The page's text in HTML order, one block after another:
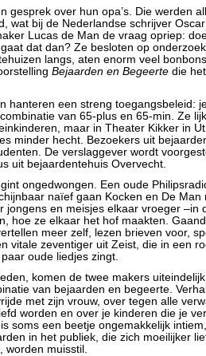
gesprek over hun opa’s. Die werden
wat bij de Nederlandse schrijver
Lucas de Man de vraag opriep:
dat dan? Ze besloten op
langs, aten enorm veel
Bejaarden en Begeerte die
hanteren een streng toegangsbeleid:
van 65-plus en 65-min. Ze
maar in Theater Kikker in
minder hecht. Bezoekers uit
De verslaggever wordt
uit bejaardentehuis Overvecht.
ongedwongen. Een oude
naïef gaan Kocken en De Man
jongens en meisjes elkaar vroeger –in
hoe ze elkaar het hof maakten.
meer zelf, lezen brieven voor,
vitale zeventiger uit Zeist, die in een
oude liedjes zingt.
komen de twee makers
van bejaarden en begeerte.
met zijn vrouw, over tegen alle
worden en over je kinderen die je
soms een beetje ongemakkelijk
in het publiek, die zich moeilijker
worden muisstil.